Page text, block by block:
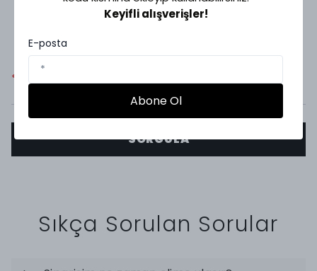
Sipariş Takip
* Email
SORGULA
Sıkça Sorulan Sorular
Keyifli alışverişler!
E-posta
Abone Ol